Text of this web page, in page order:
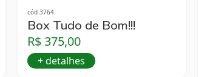
cód 3764
Box Tudo de Bom!!!
R$ 375,00
+ detalhes